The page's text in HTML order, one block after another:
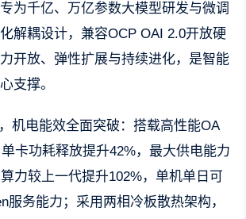
为千亿、万亿参数大模型研发与微调
解耦设计，兼容OCP OAI 2.0开放硬
开放、弹性扩展与持续进化，是智能
支撑。
机电能效全面突破：搭载高性能OA
卡功耗释放提升42%，最大供电能力
力较上一代提升102%，单机单日可
服务能力；采用两相冷板散热架构，